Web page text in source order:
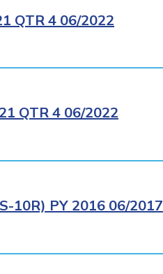
QTR 4 06/2022
QTR 4 06/2022
10R) PY 2016 06/2017